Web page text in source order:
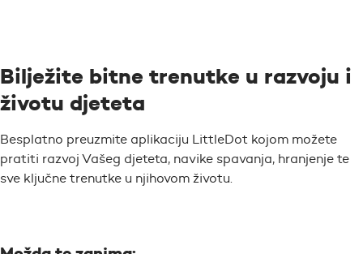
Bilježite bitne trenutke u razvoju i
životu djeteta
Besplatno preuzmite aplikaciju LittleDot kojom možete
pratiti razvoj Vašeg djeteta, navike spavanja, hranjenje te
sve ključne trenutke u njihovom životu.